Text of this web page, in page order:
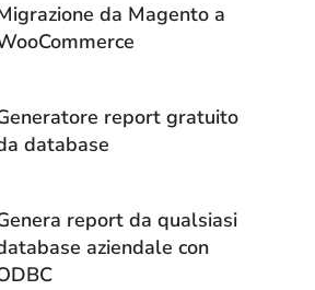
da Magento a
report gratuito
database
report da qualsiasi
aziendale con